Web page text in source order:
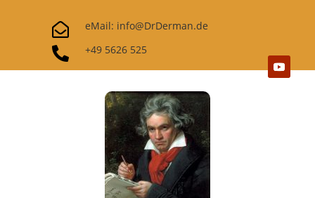
 eMail: info@DrDerman.de
 +49 5626 525